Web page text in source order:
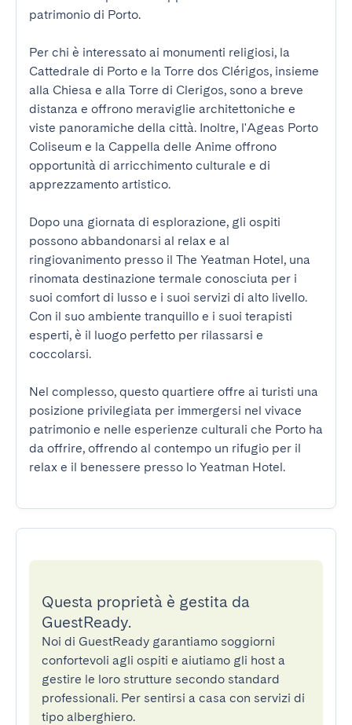
patrimonio di Porto.
Per chi è interessato ai monumenti religiosi, la
Cattedrale di Porto e la Torre dos Clérigos, insieme
alla Chiesa e alla Torre di Clerigos, sono a breve
distanza e offrono meraviglie architettoniche e
viste panoramiche della città. Inoltre, l'Ageas Porto
Coliseum e la Cappella delle Anime offrono
opportunità di arricchimento culturale e di
apprezzamento artistico.
Dopo una giornata di esplorazione, gli ospiti
possono abbandonarsi al relax e al
ringiovanimento presso il The Yeatman Hotel, una
rinomata destinazione termale conosciuta per i
suoi comfort di lusso e i suoi servizi di alto livello.
Con il suo ambiente tranquillo e i suoi terapisti
esperti, è il luogo perfetto per rilassarsi e
coccolarsi.
Nel complesso, questo quartiere offre ai turisti una
posizione privilegiata per immergersi nel vivace
patrimonio e nelle esperienze culturali che Porto ha
da offrire, offrendo al contempo un rifugio per il
relax e il benessere presso lo Yeatman Hotel.
Questa proprietà è gestita da
GuestReady.
Noi di GuestReady garantiamo soggiorni
confortevoli agli ospiti e aiutiamo gli host a
gestire le loro strutture secondo standard
professionali. Per sentirsi a casa con servizi di
tipo alberghiero.